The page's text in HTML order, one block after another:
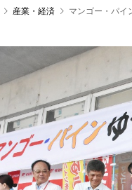
産業・経済 マンゴー・パ